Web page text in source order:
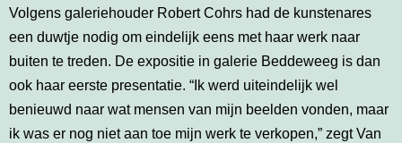
Volgens galeriehouder Robert Cohrs had de kunstenares
een duwtje nodig om eindelijk eens met haar werk naar
buiten te treden. De expositie in galerie Beddeweeg is dan
ook haar eerste presentatie. “Ik werd uiteindelijk wel
benieuwd naar wat mensen van mijn beelden vonden, maar
ik was er nog niet aan toe mijn werk te verkopen,” zegt Van